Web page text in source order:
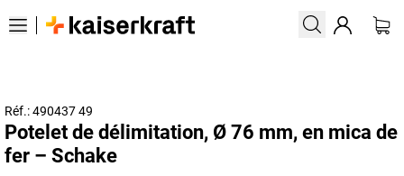
Réf.: 490437 49
Potelet de délimitation, Ø 76 mm, en mica de
fer – Schake